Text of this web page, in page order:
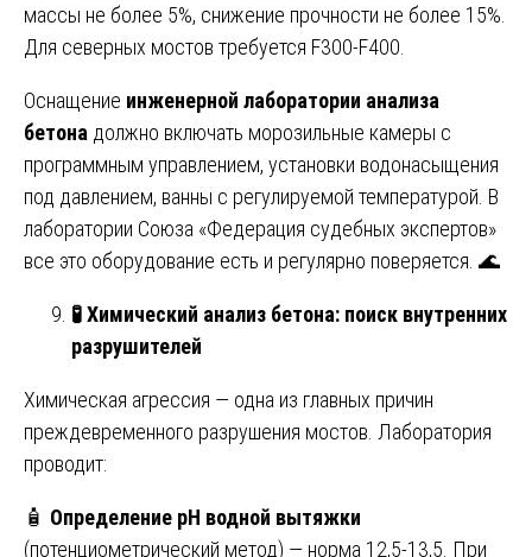
массы не более 5%, снижение прочности не более 15%.
Для северных мостов требуется F300-F400.
Оснащение инженерной лаборатории анализа
бетона должно включать морозильные камеры с
программным управлением, установки водонасыщения
под давлением, ванны с регулируемой температурой. В
лаборатории Союза «Федерация судебных экспертов»
все это оборудование есть и регулярно поверяется. 🌊
🧪Химический анализ бетона: поиск внутренних
разрушителей
Химическая агрессия — одна из главных причин
преждевременного разрушения мостов. Лаборатория
проводит:
🧴 Определение pH водной вытяжки
(потенциометрический метод) — норма 12,5-13,5. При